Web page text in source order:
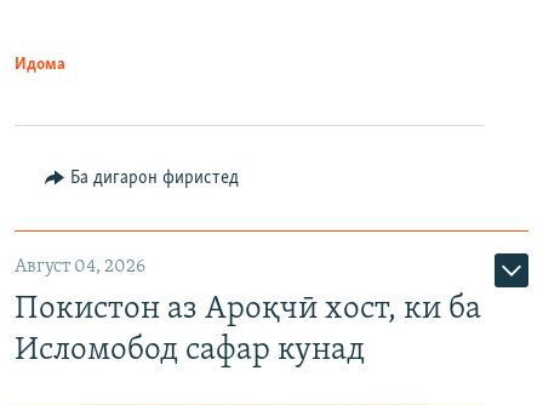
Идома
Ба дигарон фиристед
Август 04, 2026
Покистон аз Ароқчӣ хост, ки ба
Исломобод сафар кунад